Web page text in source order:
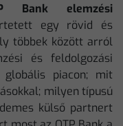
Bank elemzési
egy rövid és
többek között arról
és feldolgozási
piacon; mit
milyen típusú
külső partnert